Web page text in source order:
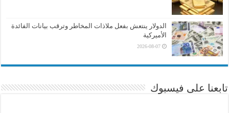
الدولار ينتعش بفعل ملاذات المخاطر وترقب بيانات الفائدة
الأميركية
2026-08-07
تابعنا على فيسبوك